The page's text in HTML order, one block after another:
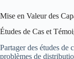
Mise en Valeur des
Études de Cas et
Partager des études de
problèmes de